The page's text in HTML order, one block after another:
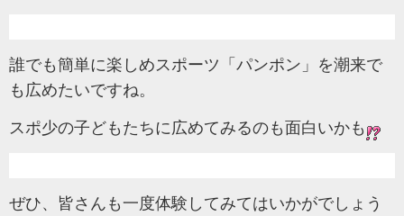
誰でも簡単に楽しめスポーツ「パンポン」を潮来で
も広めたいですね。
スポ少の子どもたちに広めてみるのも面白いかも
ぜひ、皆さんも一度体験してみてはいかがでしょう